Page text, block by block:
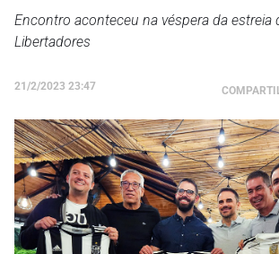
Encontro aconteceu na véspera da estreia
Libertadores
21/2/2023 23:47